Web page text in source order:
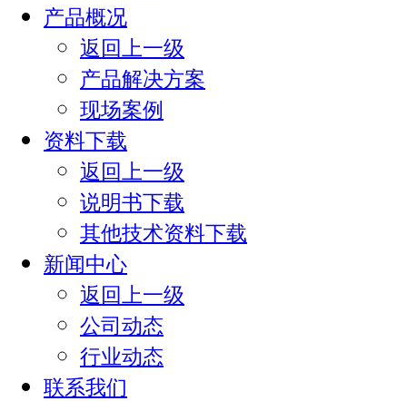
产品概况
返回上一级
产品解决方案
现场案例
资料下载
返回上一级
说明书下载
其他技术资料下载
新闻中心
返回上一级
公司动态
行业动态
联系我们